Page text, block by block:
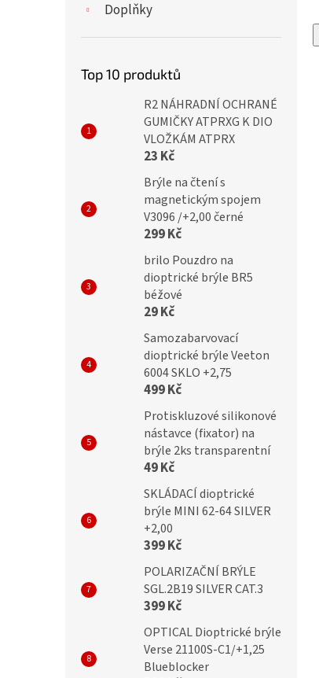
Doplňky
Top 10 produktů
R2 NÁHRADNÍ OCHRANÉ
GUMIČKY ATPRXG K DIO
VLOŽKÁM ATPRX
23 Kč
Brýle na čtení s
magnetickým spojem
V3096 /+2,00 černé
299 Kč
brilo Pouzdro na
dioptrické brýle BR5
béžové
29 Kč
Samozabarvovací
dioptrické brýle Veeton
6004 SKLO +2,75
499 Kč
Protiskluzové silikonové
nástavce (fixator) na
brýle 2ks transparentní
49 Kč
SKLÁDACÍ dioptrické
brýle MINI 62-64 SILVER
+2,00
399 Kč
POLARIZAČNÍ BRÝLE
SGL.2B19 SILVER CAT.3
399 Kč
OPTICAL Dioptrické brýle
Verse 21100S-C1/+1,25
Blueblocker
brýle
BRILO Dioptrické brýle
RE008-B +2,50 flex
399 Kč